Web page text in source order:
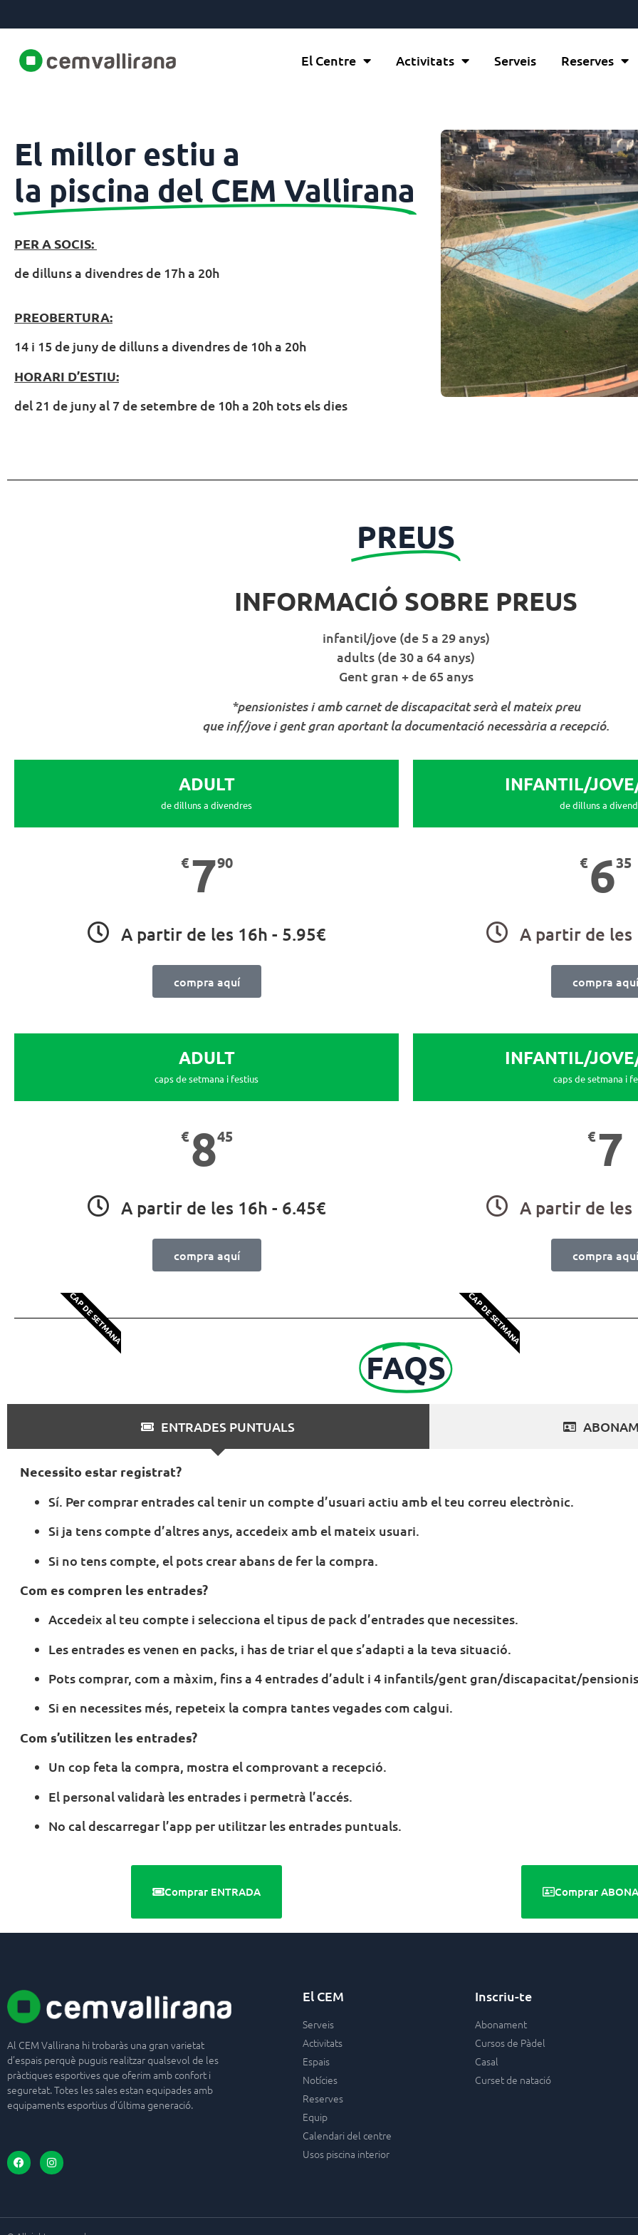
El Centre Activitats Serveis Reserves
El millor estiu a
la piscina del CEM Vallirana
PER A SOCIS:
de dilluns a divendres de 17h a 20h
PREOBERTURA:
14 i 15 de juny de dilluns a divendres de 10h a 20h
HORARI D’ESTIU:
del 21 de juny al 7 de setembre de 10h a 20h tots els dies
PREUS
INFORMACIÓ SOBRE PREUS
infantil/jove (de 5 a 29 anys)
adults (de 30 a 64 anys)
Gent gran + de 65 anys
*pensionistes i amb carnet de discapacitat serà el mateix preu
que inf/jove i gent gran aportant la documentació necessària a recepció.
ADULT
de dilluns a divendres
€ 790
A partir de les 16h - 5.95€
compra aquí
INFANTIL/
de dilluns a
€ 635
A partir de les
compra aquí
ADULT
caps de setmana i festius
€ 845
A partir de les 16h - 6.45€
compra aquí
CAP DE SETMANA
INFANTIL/
caps de setmana i
€ 7
A partir de les
compra aquí
CAP DE SETMANA
FAQS
ENTRADES PUNTUALS
Necessito estar registrat?
Sí. Per comprar entrades cal tenir un compte d’usuari actiu amb el teu correu electrònic.
Si ja tens compte d’altres anys, accedeix amb el mateix usuari.
Si no tens compte, el pots crear abans de fer la compra.
Com es compren les entrades?
Accedeix al teu compte i selecciona el tipus de pack d’entrades que necessites.
Les entrades es venen en packs, i has de triar el que s’adapti a la teva situació.
Pots comprar, com a màxim, fins a 4 entrades d’adult i 4 infantils/gent gran/discapacitat/
Si en necessites més, repeteix la compra tantes vegades com calgui.
Com s’utilitzen les entrades?
Un cop feta la compra, mostra el comprovant a recepció.
El personal validarà les entrades i permetrà l’accés.
No cal descarregar l’app per utilitzar les entrades puntuals.
Comprar ENTRADA Comprar
Al CEM Vallirana hi trobaràs una gran varietat
d’espais perquè puguis realitzar qualsevol de les
pràctiques esportives que oferim amb confort i
seguretat. Totes les sales estan equipades amb
equipaments esportius d’última generació.
El CEM
Serveis
Activitats
Espais
Notícies
Reserves
Equip
Calendari del centre
Usos piscina interior
Inscriu-te
Abonament
Cursos de Pàdel
Casal
Curset de natació